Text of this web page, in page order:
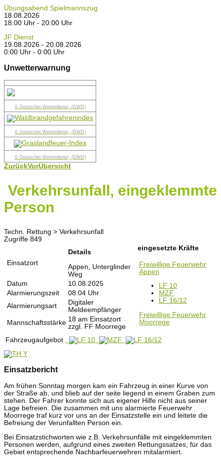
Übungsabend Spielmannszug
18.08.2026
18:00 Uhr - 20:00 Uhr
JF Dienst
19.08.2026 - 20.08.2026
0:00 Uhr - 0:00 Uhr
Unwetterwarnung
© Deutscher Wetterdienst, (DWD)
© Deutscher Wetterdienst, (DWD)
© Deutscher Wetterdienst, (DWD)
ZurückVorÜbersicht
Verkehrsunfall, eingeklemmte
Person
Techn. Rettung > Verkehrsunfall
Zugriffe 849
Einsatzort
Details
Appen, Unterglinder
Weg
Datum
10.08.2025
Alarmierungszeit
08:04 Uhr
Alarmierungsart
Digitaler
Meldeempfänger
Mannschaftsstärke 18 am Einsatzort
zzgl. FF Moorrege
eingesetzte Kräfte
Freiwillige Feuerwehr
Appen
LF 10
MZF
LF 16/12
Freiwillige Feuerwehr
Moorrege
Fahrzeugaufgebot
Einsatzbericht
Am frühen Sonntag morgen kam ein Fahrzeug in einer Kurve von
der Straße ab, und blieb auf der seite liegend in einem Graben zum
stehen. Der Fahrer konnte sich aus eigener Hilfe nicht aus seiner
Lage befreien. Die zusammen mit uns alarmierte Feuerwehr
Moorrege traf kurz vor uns an der Einsatzstelle ein und leitete die
Befreiung der Verunfallten Person ein.
Bei Einsatzstichworten wie z.B. Verkehrsunfälle mit eingeklemmten
Personen werden, aufgrund eines zweiten Rettungssatzes, für das
Gebiet entsprechende Nachbarfeuerwehren mitalarmiert.